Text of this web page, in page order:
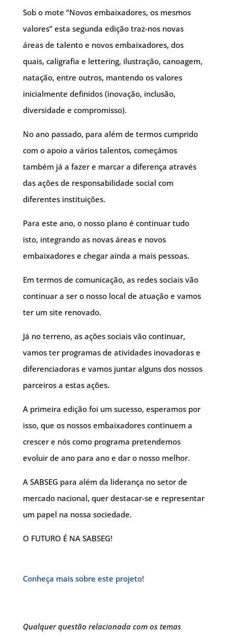
Sob o mote “Novos embaixadores, os mesmos
valores” esta segunda edição traz-nos novas
áreas de talento e novos embaixadores, dos
quais, caligrafia e lettering, ilustração, canoagem,
natação, entre outros, mantendo os valores
inicialmente definidos (inovação, inclusão,
diversidade e compromisso).
No ano passado, para além de termos cumprido
com o apoio a vários talentos, começámos
também já a fazer e marcar a diferença através
das ações de responsabilidade social com
diferentes instituições.
Para este ano, o nosso plano é continuar tudo
isto, integrando as novas áreas e novos
embaixadores e chegar ainda a mais pessoas.
Em termos de comunicação, as redes sociais vão
continuar a ser o nosso local de atuação e vamos
ter um site renovado.
Já no terreno, as ações sociais vão continuar,
vamos ter programas de atividades inovadoras e
diferenciadoras e vamos juntar alguns dos nossos
parceiros a estas ações.
A primeira edição foi um sucesso, esperamos por
isso, que os nossos embaixadores continuem a
crescer e nós como programa pretendemos
evoluir de ano para ano e dar o nosso melhor.
A SABSEG para além da liderança no setor de
mercado nacional, quer destacar-se e representar
um papel na nossa sociedade.
O FUTURO É NA SABSEG!
Conheça mais sobre este projeto!
Qualquer questão relacionada com os temas